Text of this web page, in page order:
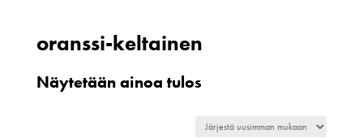
oranssi-keltainen
Näytetään ainoa tulos